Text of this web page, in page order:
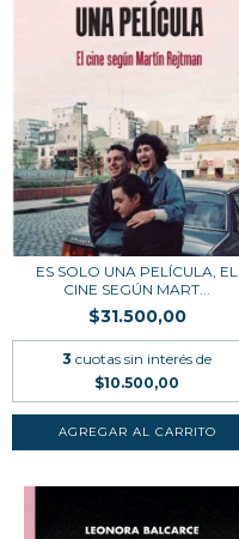
ES SOLO UNA PELÍCULA, EL
CINE SEGÚN MART...
$31.500,00
3 cuotas sin interés de
$10.500,00